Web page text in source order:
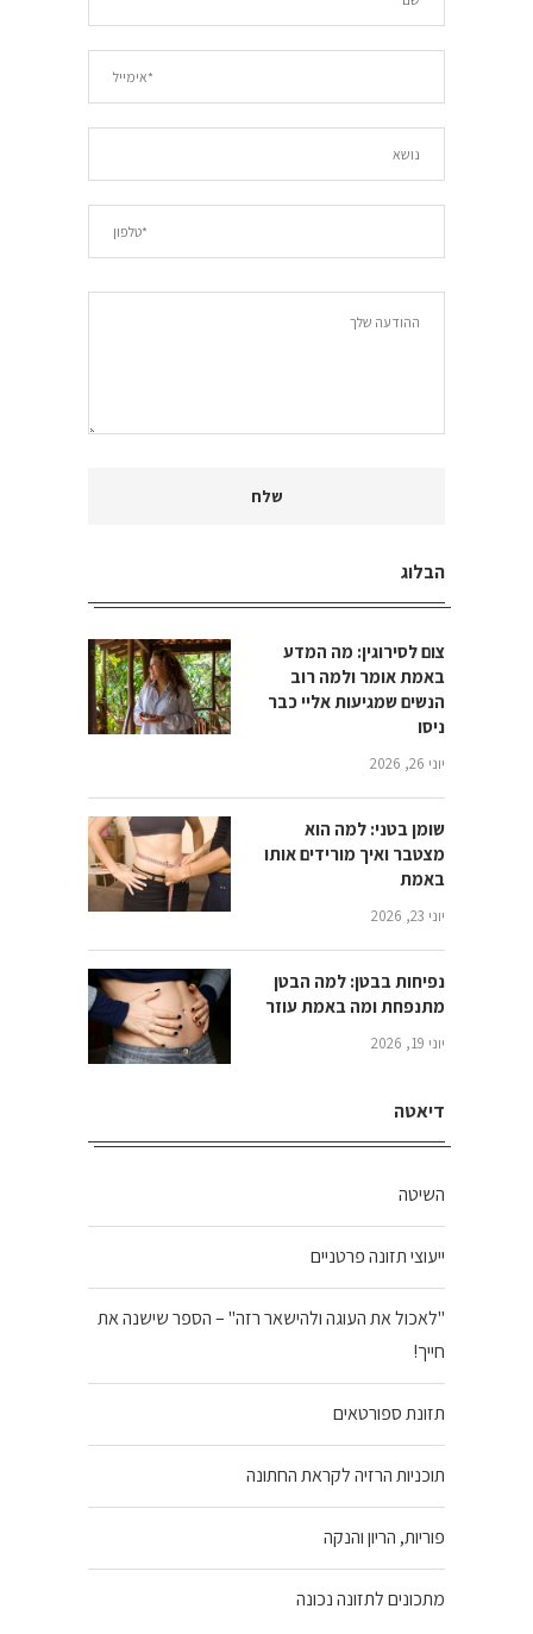
הבלוג
צום לסירוגין: מה המדע
באמת אומר ולמה רוב
הנשים שמגיעות אליי כבר
ניסו
יוני 26, 2026
שומן בטני: למה הוא
מצטבר ואיך מורידים אותו
באמת
יוני 23, 2026
נפיחות בבטן: למה הבטן
מתנפחת ומה באמת עוזר
יוני 19, 2026
דיאטה
השיטה
ייעוצי תזונה פרטניים
"לאכול את העוגה ולהישאר רזה" – הספר שישנה את
חייך!
תזונת ספורטאים
תוכניות הרזיה לקראת החתונה
פוריות, הריון והנקה
מתכונים לתזונה נכונה